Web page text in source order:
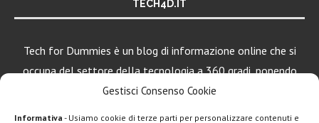
Gestisci Consenso Cookie
Informativa - Usiamo cookie di terze parti per personalizzare contenuti e
TECH4D.IT
Tech for Dummies è un blog di informazione online che si
occupa del settore della tecnologia a 360 gradi, ponendo
una particolare attenzione al mondo Android, Apple e